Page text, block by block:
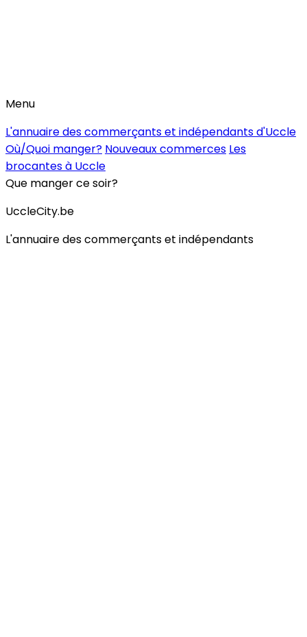
Menu
L'annuaire des commerçants et indépendants d'Uccle
Où/Quoi manger? Nouveaux commerces Les
brocantes à Uccle
Que manger ce soir?
UccleCity.be
L'annuaire des commerçants et indépendants